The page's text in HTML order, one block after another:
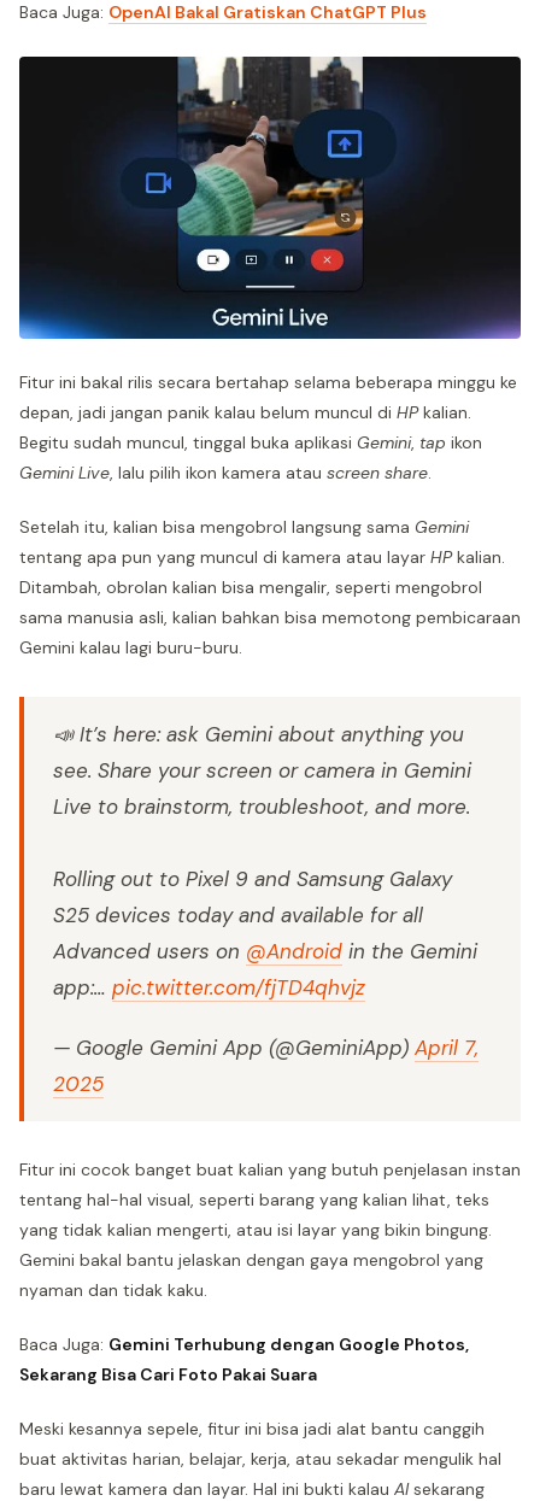
Baca Juga: OpenAI Bakal Gratiskan ChatGPT Plus
Fitur ini bakal rilis secara bertahap selama beberapa minggu ke
depan, jadi jangan panik kalau belum muncul di HPkalian.
Begitu sudah muncul, tinggal buka aplikasi Gemini, tap ikon
Gemini Live, lalu pilih ikon kamera atau screen share.
Setelah itu, kalian bisa mengobrol langsung sama Gemini
tentang apa pun yang muncul di kamera atau layar HPkalian.
Ditambah, obrolan kalian bisa mengalir, seperti mengobrol
sama manusia asli, kalian bahkan bisa memotong pembicaraan
Gemini kalau lagi buru-buru.
📣 It’s here: ask Gemini about anything you
see. Share your screen or camera in Gemini
Live to brainstorm, troubleshoot, and more.
Rolling out to Pixel 9 and Samsung Galaxy
S25 devices today and available for all
Advanced users on @Android in the Gemini
app:… pic.twitter.com/fjTD4qhvjz
— Google Gemini App (@GeminiApp) April 7,
2025
Fitur ini cocok banget buat kalian yang butuh penjelasan instan
tentang hal-hal visual, seperti barang yang kalian lihat, teks
yang tidak kalian mengerti, atau isi layar yang bikin bingung.
Gemini bakal bantu jelaskan dengan gaya mengobrol yang
nyaman dan tidak kaku.
Baca Juga: Gemini Terhubung dengan Google Photos,
Sekarang Bisa Cari Foto Pakai Suara
Meski kesannya sepele, fitur ini bisa jadi alat bantu canggih
buat aktivitas harian, belajar, kerja, atau sekadar mengulik hal
baru lewat kamera dan layar. Hal ini bukti kalau AIsekarang